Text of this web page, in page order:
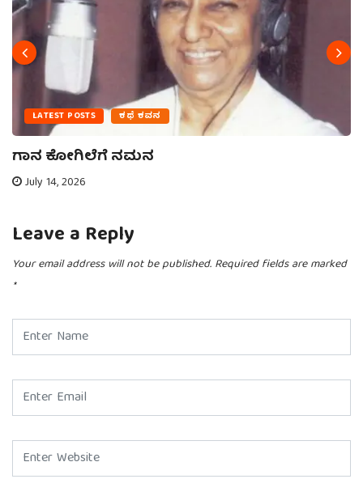
LATEST POSTS ಕಥೆ ಕವನ
ಗಾನ ಕೋಗಿಲೆಗೆ ನಮನ
July 14, 2026
Leave a Reply
Your email address will not be published. Required fields are marked
*